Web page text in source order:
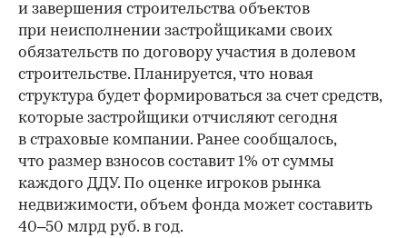
и завершения строительства объектов
при неисполнении застройщиками своих
обязательств по договору участия в долевом
строительстве. Планируется, что новая
структура будет формироваться за счет средств,
которые застройщики отчисляют сегодня
в страховые компании. Ранее сообщалось,
что размер взносов составит 1% от суммы
каждого ДДУ. По оценке игроков рынка
недвижимости, объем фонда может составить
40–50 млрд руб. в год.